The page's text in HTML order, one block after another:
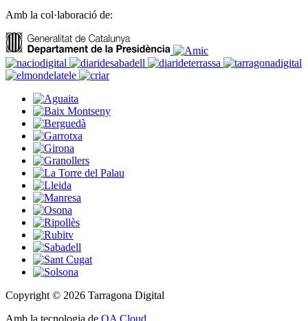
Amb la col·laboració de:
Copyright © 2026 Tarragona Digital
Amb la tecnologia de OA Cloud